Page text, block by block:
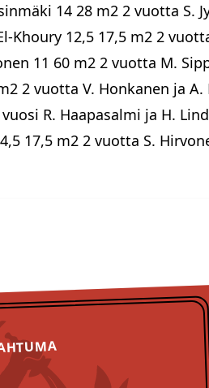
14 28 m2 2 vuotta S.
Khoury 12,5 17,5 m2 2
11 60 m2 2 vuotta M.
2 vuotta V. Honkanen ja
R. Haapasalmi ja H.
17,5 m2 2 vuotta S.